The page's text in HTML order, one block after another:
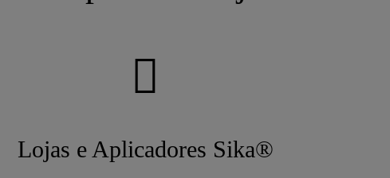
Lojas e Aplicadores Sika®